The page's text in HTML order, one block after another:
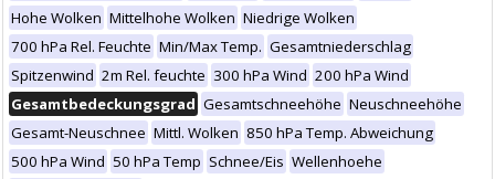
Hohe Wolken Mittelhohe Wolken Niedrige Wolken
700 hPa Rel. Feuchte Min/Max Temp. Gesamtniederschlag
Spitzenwind 2m Rel. feuchte 300 hPa Wind 200 hPa Wind
Gesamtbedeckungsgrad Gesamtschneehöhe Neuschneehöhe
Gesamt-Neuschnee Mittl. Wolken 850 hPa Temp. Abweichung
500 hPa Wind 50 hPa Temp Schnee/Eis Wellenhoehe